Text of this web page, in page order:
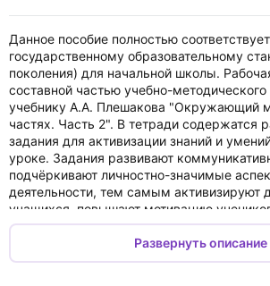
Данное пособие полностью
государственному образовательному
поколения) для начальной школы.
составной частью учебно-
учебнику А.А. Плешакова "Окружающий
частях. Часть 2". В тетради содержатся
задания для активизации знаний и
уроке. Задания развивают
подчёркивают личностно-значимые
деятельности, тем самым активизируют
учащихся, повышают мотивацию
учебных целей. Рабочая тетрадь
учебной программе по предмету
предназначена для работы учащихся как
Развернуть описание